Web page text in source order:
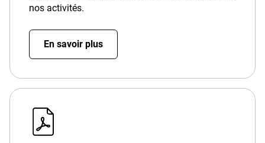
nos activités.
En savoir plus